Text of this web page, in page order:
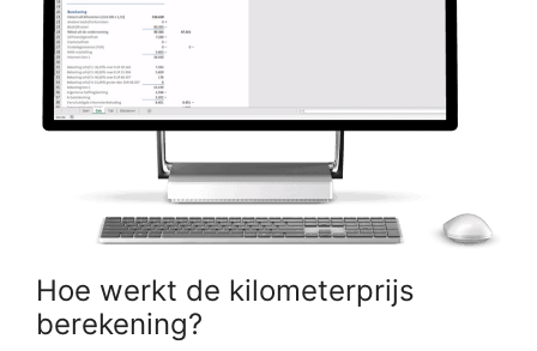
Hoe werkt de kilometerprijs
berekening?